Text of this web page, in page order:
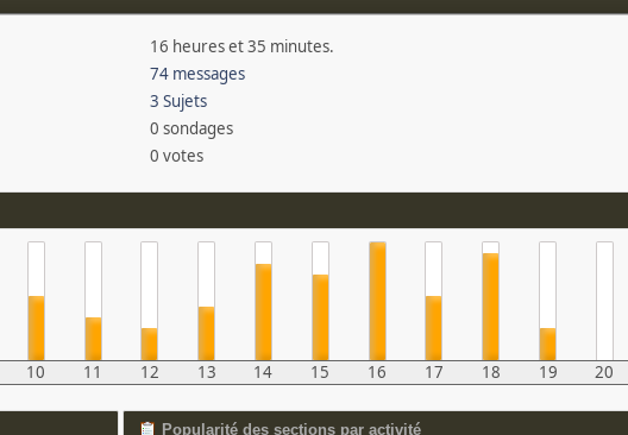
16 heures et 35 minutes.
74 messages
3 Sujets
0 sondages
0 votes
10 11 12 13 14 15 16 17 18 19 20
Popularité des sections par activité